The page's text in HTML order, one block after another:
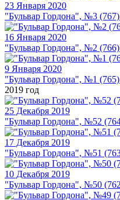
23 Января 2020
"Бульвар Гордона", №3 (767)
16 Января 2020
"Бульвар Гордона", №2 (766)
9 Января 2020
"Бульвар Гордона", №1 (765)
2019 год
25 Декабря 2019
"Бульвар Гордона", №52
17 Декабря 2019
"Бульвар Гордона", №51
10 Декабря 2019
"Бульвар Гордона", №50